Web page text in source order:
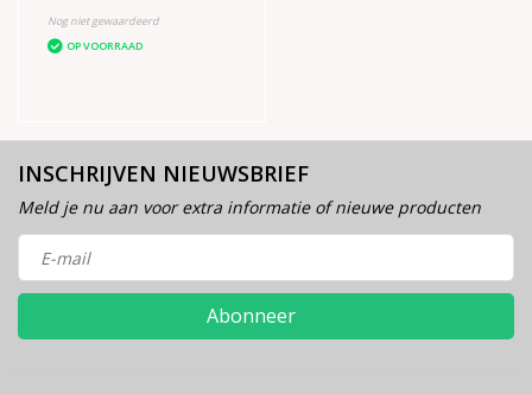
Nog niet gewaardeerd
OP VOORRAAD
INSCHRIJVEN NIEUWSBRIEF
Meld je nu aan voor extra informatie of nieuwe producten
Abonneer